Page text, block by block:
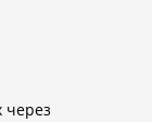
через